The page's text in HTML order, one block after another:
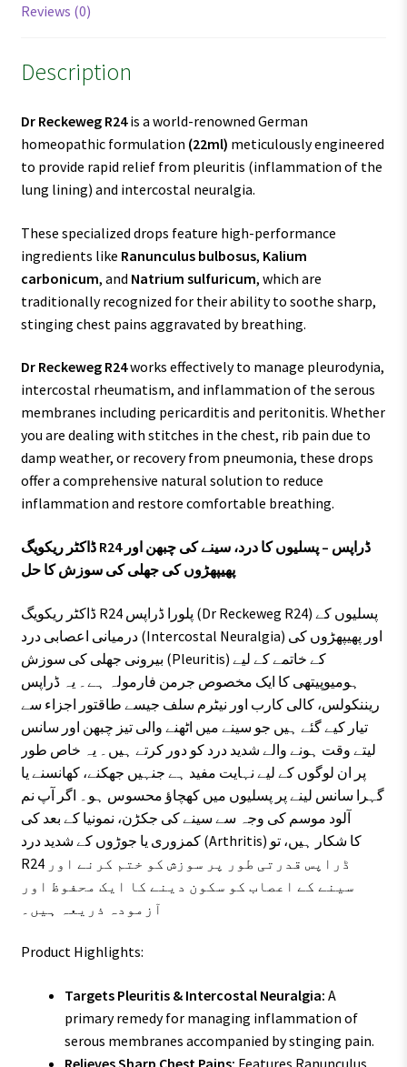
Reviews (0)
Description
Dr Reckeweg R24is a world-renowned German
homeopathic formulation (22ml) meticulously engineered
to provide rapid relief from pleuritis (inflammation of the
lung lining) and intercostal neuralgia.
These specialized drops feature high-performance
ingredients like Ranunculus bulbosus, Kalium
carbonicum, and Natrium sulfuricum, which are
traditionally recognized for their ability to soothe sharp,
stinging chest pains aggravated by breathing.
Dr Reckeweg R24works effectively to manage pleurodynia,
intercostal rheumatism, and inflammation of the serous
membranes including pericarditis and peritonitis. Whether
you are dealing with stitches in the chest, rib pain due to
damp weather, or recovery from pneumonia, these drops
offer a comprehensive natural solution to reduce
inflammation and restore comfortable breathing.
ڈاکٹر ریکویگ R24 ڈراپس – پسلیوں کا درد، سینے کی چبھن اور
پھیپھڑوں کی جھلی کی سوزش کا حل
ڈاکٹر ریکویگ R24 پلورا ڈراپس (Dr Reckeweg R24) پسلیوں کے
درمیانی اعصابی درد (Intercostal Neuralgia) اور پھیپھڑوں کی
بیرونی جھلی کی سوزش (Pleuritis) کے خاتمے کے لیے
ہومیوپیتھی کا ایک مخصوص جرمن فارمولہ ہے۔ یہ ڈراپس
ریننکولس، کالی کارب اور نیٹرم سلف جیسے طاقتور اجزاء سے
تیار کیے گئے ہیں جو سینے میں اٹھنے والی تیز چبھن اور سانس
لیتے وقت ہونے والے شدید درد کو دور کرتے ہیں۔ یہ خاص طور
پر ان لوگوں کے لیے نہایت مفید ہے جنہیں جھکنے، کھانسنے یا
گہرا سانس لینے پر پسلیوں میں کھچاؤ محسوس ہو۔ اگر آپ نم
آلود موسم کی وجہ سے سینے کی جکڑن، نمونیا کے بعد کی
کمزوری یا جوڑوں کے شدید درد (Arthritis) کا شکار ہیں، تو
R24 ڈراپس قدرتی طور پر سوزش کو ختم کرنے اور
سینے کے اعصاب کو سکون دینے کا ایک محفوظ اور
آزمودہ ذریعہ ہیں۔
Product Highlights:
Targets Pleuritis & Intercostal Neuralgia: A
primary remedy for managing inflammation of
serous membranes accompanied by stinging pain.
Relieves Sharp Chest Pains: Features Ranunculus